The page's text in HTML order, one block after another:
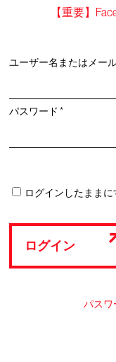
【重要】
ユーザー名またはメー
パスワード*必
ログインしたままに
ログイン
パスワ